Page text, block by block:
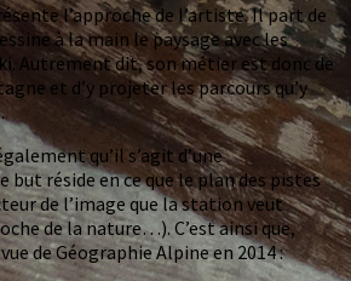
l’approche de l’artiste. Il part de
à la main le paysage avec les
Autrement dit, son métier est donc de
et d’y projeter les parcours qu’y
qu’il s’agit d’une
réside en ce que le plan des pistes
de l’image que la station veut
de la nature…). C’est ainsi que,
de Géographie Alpine en 2014 :